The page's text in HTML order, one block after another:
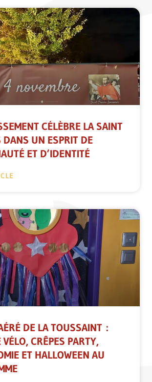
CÉLÈBRE LA SAINT
DANS UN ESPRIT DE
ET D’IDENTITÉ
DE LA TOUSSAINT :
CRÊPES PARTY,
ET HALLOWEEN AU